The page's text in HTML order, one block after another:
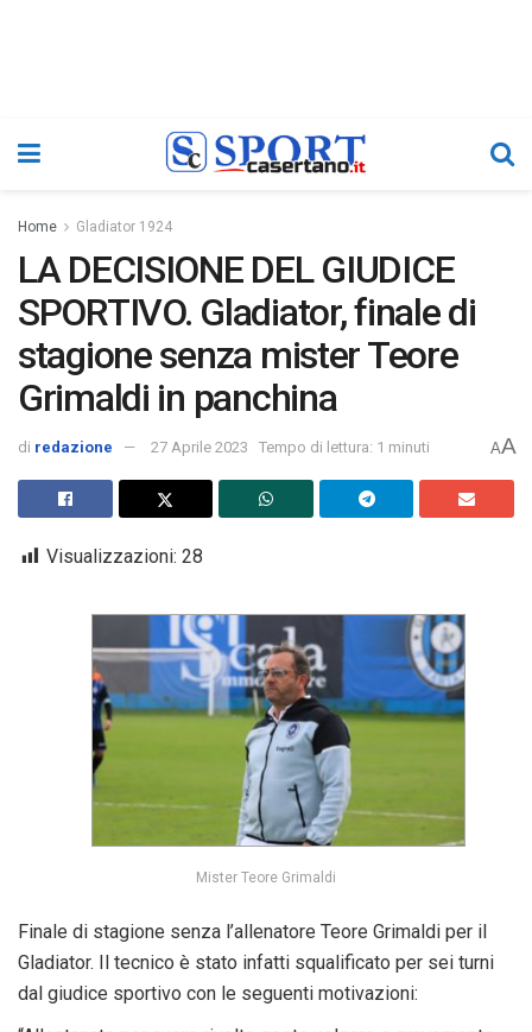
Home Gladiator 1924
LA DECISIONE DEL GIUDICE
SPORTIVO. Gladiator, finale di
stagione senza mister Teore
Grimaldi in panchina
di redazione 27 Aprile 2023 Tempo di lettura: 1 minuti AA
Visualizzazioni: 28
Mister Teore Grimaldi
Finale di stagione senza l’allenatore Teore Grimaldi per il
Gladiator. Il tecnico è stato infatti squalificato per sei turni
dal giudice sportivo con le seguenti motivazioni: